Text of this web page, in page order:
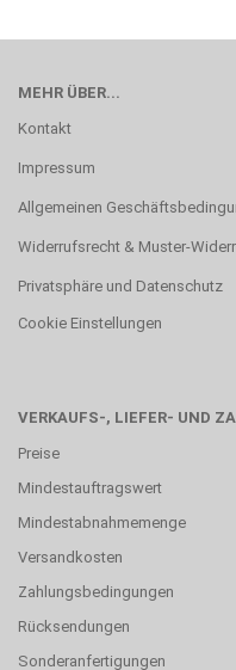
MEHR ÜBER...
Kontakt
Impressum
Allgemeinen
Widerrufsrecht & Muster-
Privatsphäre und Datenschutz
Cookie Einstellungen
VERKAUFS-, LIEFER- UND
Preise
Mindestauftragswert
Mindestabnahmemenge
Versandkosten
Zahlungsbedingungen
Rücksendungen
Sonderanfertigungen